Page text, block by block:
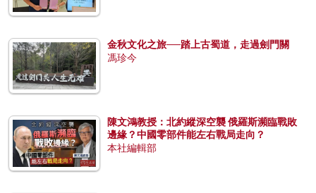
金秋文化之旅──踏上古蜀道，走過劍門關
馮珍今
陳文鴻教授：北約縱深空襲 俄羅斯瀕臨戰敗
邊緣？中國零部件能左右戰局走向？
本社編輯部